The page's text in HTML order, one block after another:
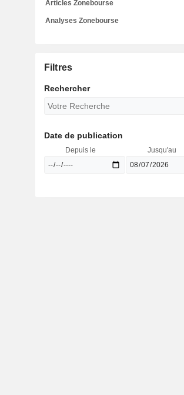
Articles Zonebourse
Analyses Zonebourse
Filtres
Rechercher
Date de publication
Depuis le Jusqu'au